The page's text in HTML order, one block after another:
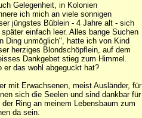
Gelegenheit, in Kolonien
ich mich an viele sonnigen
jüngstes Büblein - 4 Jahre alt - sich
einfach leer. Alles bange Suchen
Ding unmöglich", hatte ich von Kind
herziges Blondschöpflein, auf dem
Dankgebet stieg zum Himmel.
er das wohl abgeguckt hat?
mit Erwachsenen, meist Ausländer, für
sich die Seelen und sind dankbar für
Ring an meinem Lebensbaum zum
da sein.